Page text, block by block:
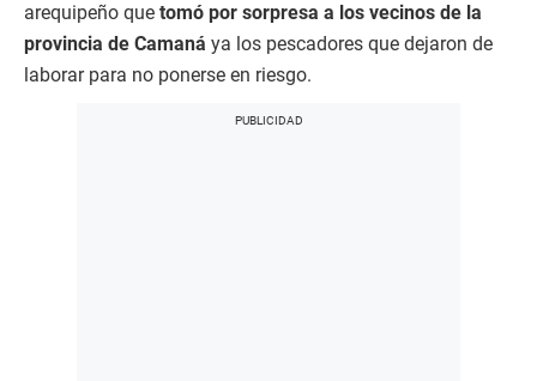
arequipeño que tomó por sorpresa a los vecinos de la
provincia de Camaná ya los pescadores que dejaron de
laborar para no ponerse en riesgo.